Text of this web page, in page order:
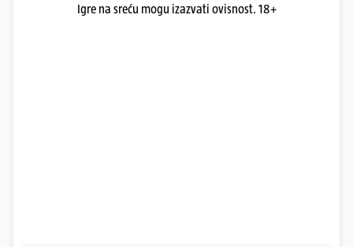
Igre na sreću mogu izazvati ovisnost. 18+